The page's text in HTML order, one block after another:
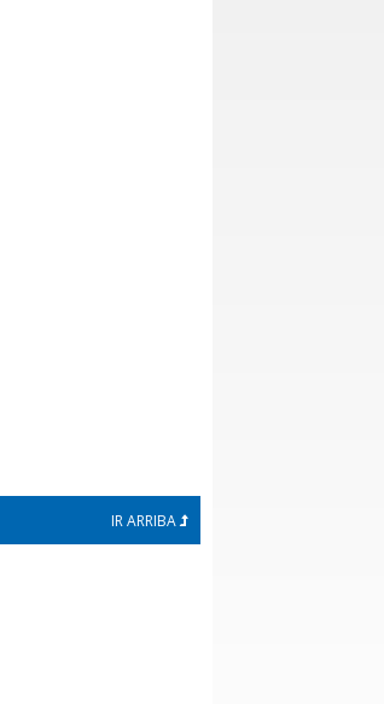
IR ARRIBA